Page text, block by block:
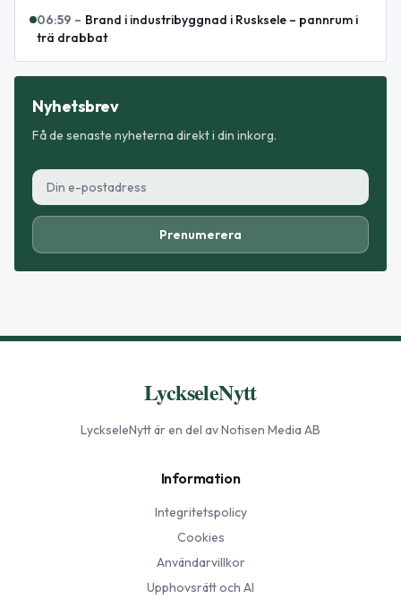
06:59 – Brand i industribyggnad i Rusksele – pannrum i
trä drabbat
Nyhetsbrev
Få de senaste nyheterna direkt i din inkorg.
Prenumerera
LyckseleNytt
LyckseleNyttär en del av Notisen Media AB
Information
Integritetspolicy
Cookies
Användarvillkor
Upphovsrätt och AI